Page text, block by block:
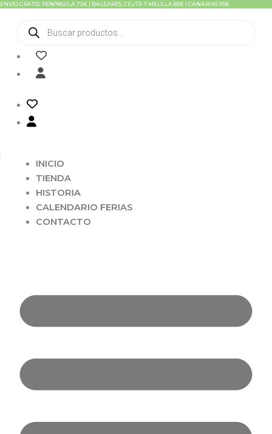
Ir
contenido
ENVIO GRATIS: PENÍNSULA 75€ | BALEARES, CEUTA Y MELILLA 85€ | CANARIAS 95€
INICIO
TIENDA
HISTORIA
CALENDARIO FERIAS
CONTACTO